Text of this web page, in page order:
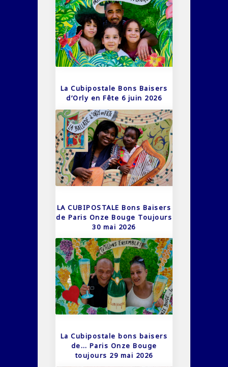
La Cubipostale Bons Baisers
d’Orly en Fête 6 juin 2026
LA CUBIPOSTALE Bons Baisers
de Paris Onze Bouge Toujours
30 mai 2026
La Cubipostale bons baisers
de… Paris Onze Bouge
toujours 29 mai 2026